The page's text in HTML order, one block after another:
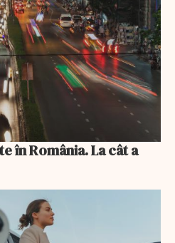
în România. La cât a